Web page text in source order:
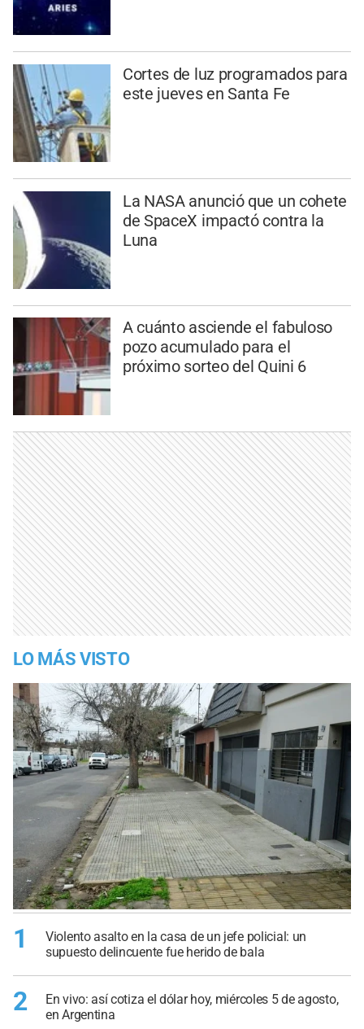
Cortes de luz programados para
este jueves en Santa Fe
La NASA anunció que un cohete
de SpaceX impactó contra la
Luna
A cuánto asciende el fabuloso
pozo acumulado para el
próximo sorteo del Quini 6
LO MÁS VISTO
1
Violento asalto en la casa de un jefe policial: un
supuesto delincuente fue herido de bala
2
En vivo: así cotiza el dólar hoy, miércoles 5 de agosto,
en Argentina